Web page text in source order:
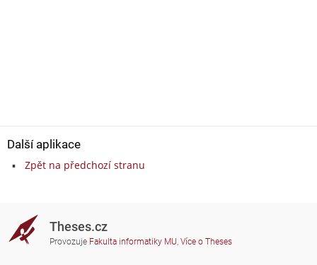
Další aplikace
Zpět na předchozí stranu
Theses.cz
Provozuje Fakulta informatiky MU, Více o Theses